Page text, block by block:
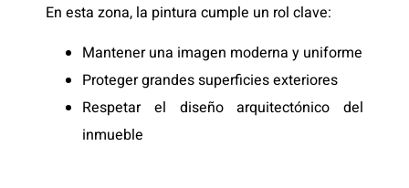
En esta zona, la pintura cumple un rol clave:
Mantener una imagen moderna y uniforme
Proteger grandes superficies exteriores
Respetar el diseño arquitectónico del
inmueble